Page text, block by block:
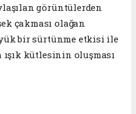
görüntülerden
çakması olağan
bir sürtünme etkisi ile
ışık kütlesinin oluşması